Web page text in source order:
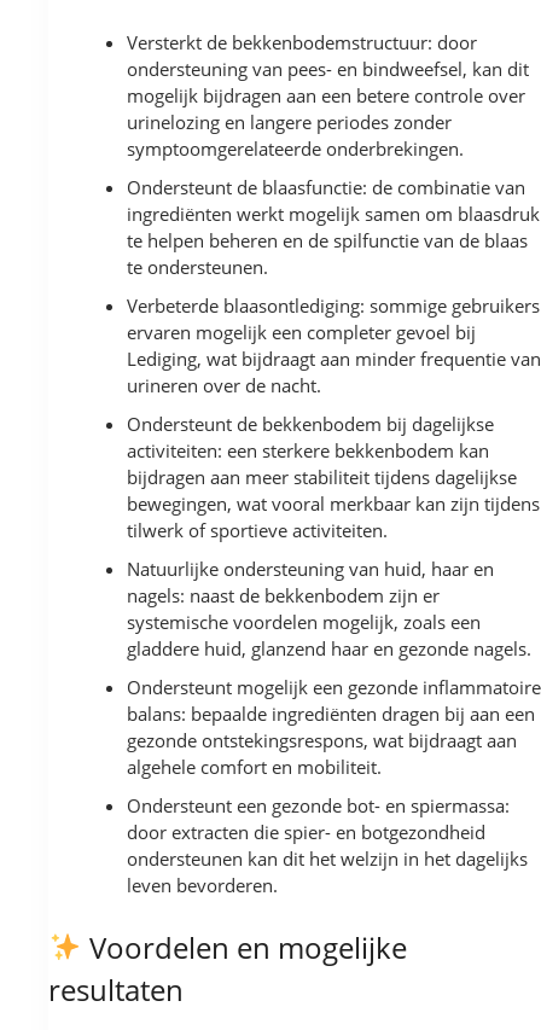
Versterkt de bekkenbodemstructuur: door
ondersteuning van pees- en bindweefsel, kan dit
mogelijk bijdragen aan een betere controle over
urinelozing en langere periodes zonder
symptoomgerelateerde onderbrekingen.
Ondersteunt de blaasfunctie: de combinatie van
ingrediënten werkt mogelijk samen om blaasdruk
te helpen beheren en de spilfunctie van de blaas
te ondersteunen.
Verbeterde blaasontlediging: sommige gebruikers
ervaren mogelijk een completer gevoel bij
Lediging, wat bijdraagt aan minder frequentie van
urineren over de nacht.
Ondersteunt de bekkenbodem bij dagelijkse
activiteiten: een sterkere bekkenbodem kan
bijdragen aan meer stabiliteit tijdens dagelijkse
bewegingen, wat vooral merkbaar kan zijn tijdens
tilwerk of sportieve activiteiten.
Natuurlijke ondersteuning van huid, haar en
nagels: naast de bekkenbodem zijn er
systemische voordelen mogelijk, zoals een
gladdere huid, glanzend haar en gezonde nagels.
Ondersteunt mogelijk een gezonde inflammatoire
balans: bepaalde ingrediënten dragen bij aan een
gezonde ontstekingsrespons, wat bijdraagt aan
algehele comfort en mobiliteit.
Ondersteunt een gezonde bot- en spiermassa:
door extracten die spier- en botgezondheid
ondersteunen kan dit het welzijn in het dagelijks
leven bevorderen.
Voordelen en mogelijke
resultaten